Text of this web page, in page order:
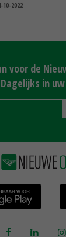
10-2022
voor de
Dagelijks in